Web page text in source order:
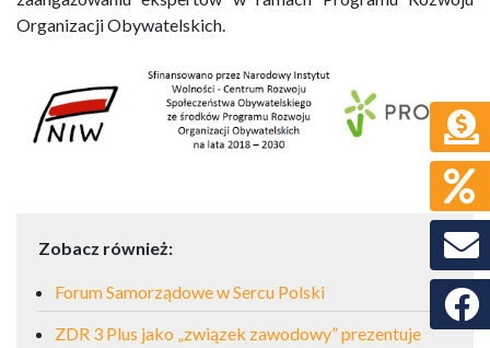
Organizacji Obywatelskich.
Zobacz również:
Forum Samorządowe w Sercu Polski
ZDR 3 Plus jako „związek zawodowy” prezentuje